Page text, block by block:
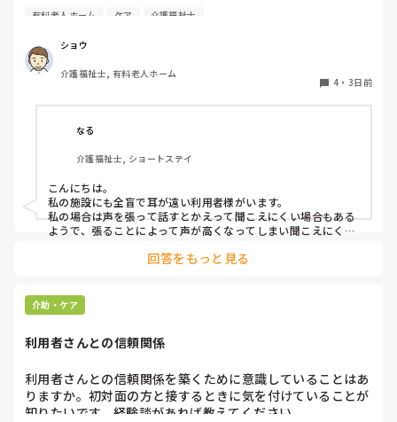
耳が遠く、目もあまり見えていない利用者様への声かけにつ
現在、私は「大きな声で、ゆっくり耳元でお話しする」とい
う方法で対応しています。
聞き取れると安心していただける方なので何とか理解しても
かり、痛めてしまうことがあります。
ことや、喉に負担をかけずに意思疎通ができる良い方法など
よろしくお願いします。
有料老人ホーム ケア 介護福祉士
ショウ
介護福祉士, 有料老人ホーム
4 ・ 3日前
なる
介護福祉士, ショートステイ
こんにちは。
私の施設にも全盲で耳が遠い利用者様がいます。
私の場合は声を張って話すとかえって聞こえにくい場合もある
ようで、張ることによって声が高くなってしまい聞こえにくい
回答をもっと見る
介助・ケア
利用者さんとの信頼関係
利用者さんとの信頼関係を築くために意識していることはあ
りますか。初対面の方と接するときに気を付けていることが
知りたいです。経験談があれば教えてください。